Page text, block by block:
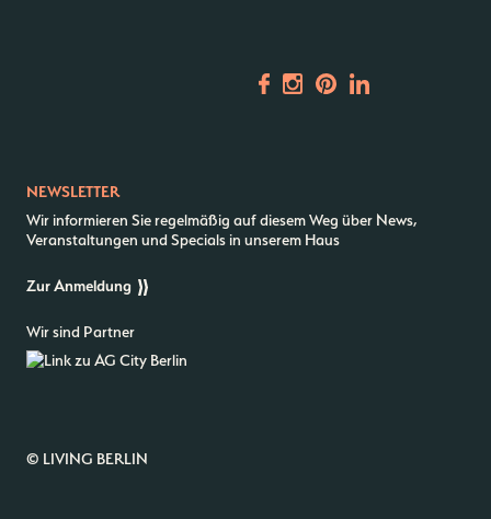
Kantstr. 17 10623Berlin
NEWSLETTER
Wir informieren Sie regelmäßig auf diesem Weg über News,
Veranstaltungen und Specials in unserem Haus
Zur Anmeldung
Wir sind Partner
© LIVING BERLIN